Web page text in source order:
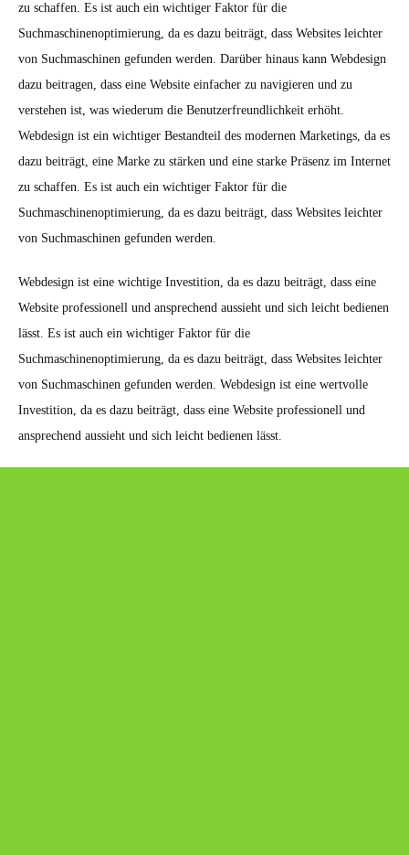
zu schaffen. Es ist auch ein wichtiger Faktor für die
Suchmaschinenoptimierung, da es dazu beiträgt, dass Websites leichter
von Suchmaschinen gefunden werden. Darüber hinaus kann Webdesign
dazu beitragen, dass eine Website einfacher zu navigieren und zu
verstehen ist, was wiederum die Benutzerfreundlichkeit erhöht.
Webdesign ist ein wichtiger Bestandteil des modernen Marketings, da es
dazu beiträgt, eine Marke zu stärken und eine starke Präsenz im Internet
zu schaffen. Es ist auch ein wichtiger Faktor für die
Suchmaschinenoptimierung, da es dazu beiträgt, dass Websites leichter
von Suchmaschinen gefunden werden.
Webdesign ist eine wichtige Investition, da es dazu beiträgt, dass eine
Website professionell und ansprechend aussieht und sich leicht bedienen
lässt. Es ist auch ein wichtiger Faktor für die
Suchmaschinenoptimierung, da es dazu beiträgt, dass Websites leichter
von Suchmaschinen gefunden werden. Webdesign ist eine wertvolle
Investition, da es dazu beiträgt, dass eine Website professionell und
ansprechend aussieht und sich leicht bedienen lässt.